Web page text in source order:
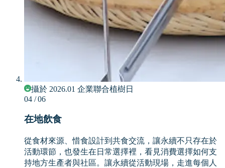
攝於 2026.01 企業聯合植樹日
04/ 06
在地飲食
從食材來源、惜食設計到共食交流，讓永續不只存在於
活動環節，也發生在日常選擇裡，看見消費選擇如何支
持地方生產者與社區。讓永續從活動現場，走進每個人